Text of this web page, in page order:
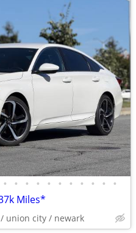
• • • • • • • • • • •
Miles*
union city / newark